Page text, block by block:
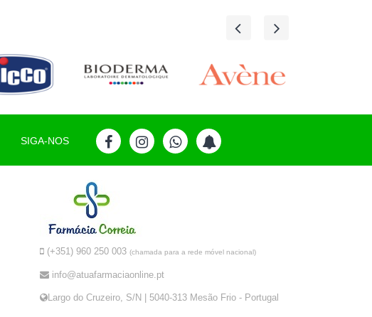
SIGA-NOS
(+351) 960 250 003 (chamada para a rede móvel nacional)
info@atuafarmaciaonline.pt
Largo do Cruzeiro, S/N | 5040-313 Mesão Frio - Portugal